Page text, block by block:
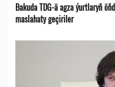
Bakuda TDG-ä agza ýurtlaryň
maslahaty geçiriler